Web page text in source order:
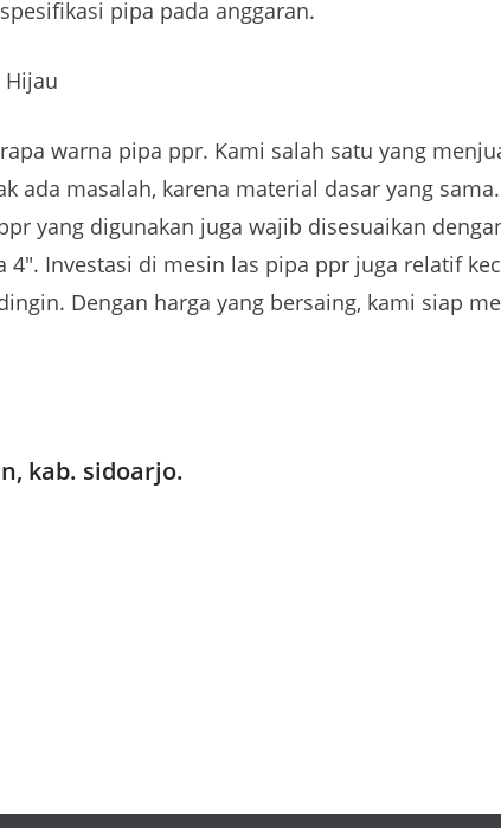
pipa pada anggaran.
Hijau
warna pipa ppr. Kami salah satu yang
ada masalah, karena material dasar yang
yang digunakan juga wajib disesuaikan
4″. Investasi di mesin las pipa ppr juga relatif
Dengan harga yang bersaing, kami siap
kab. sidoarjo.